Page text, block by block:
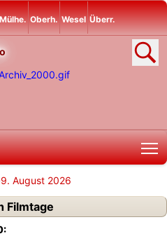
Mülhe. Oberh. Wesel Überr.
August 2026
Filmtage